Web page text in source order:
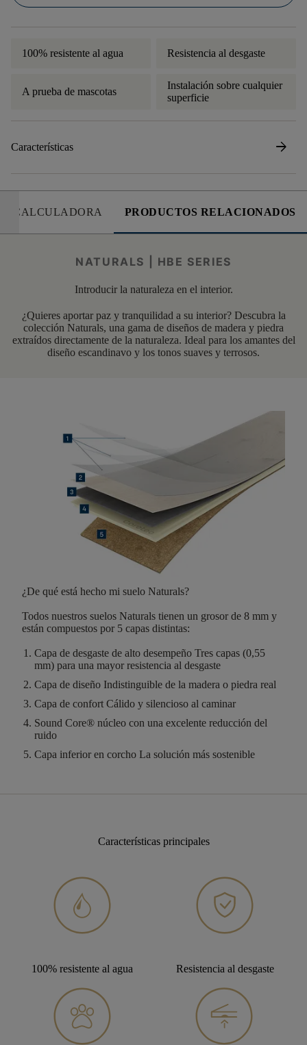
100% resistente al agua Resistencia al desgaste
A prueba de mascotas
Instalación sobre cualquier
superficie
Características arrow_forward
CALCULADORA PRODUCTOS RELACIONADOS
NATURALS | HBE SERIES
Introducir la naturaleza en el interior.
¿Quieres aportar paz y tranquilidad a su interior? Descubra la
colección Naturals, una gama de diseños de madera y piedra
extraídos directamente de la naturaleza. Ideal para los amantes del
diseño escandinavo y los tonos suaves y terrosos.
¿De qué está hecho mi suelo Naturals?
Todos nuestros suelos Naturals tienen un grosor de 8 mm y
están compuestos por 5 capas distintas:
Capa de desgaste de alto desempeño Tres capas (0,55
mm) para una mayor resistencia al desgaste
Capa de diseño Indistinguible de la madera o piedra real
Capa de confort Cálido y silencioso al caminar
Sound Core® núcleo con una excelente reducción del
ruido
Capa inferior en corcho La solución más sostenible
Características principales
100% resistente al agua Resistencia al desgaste